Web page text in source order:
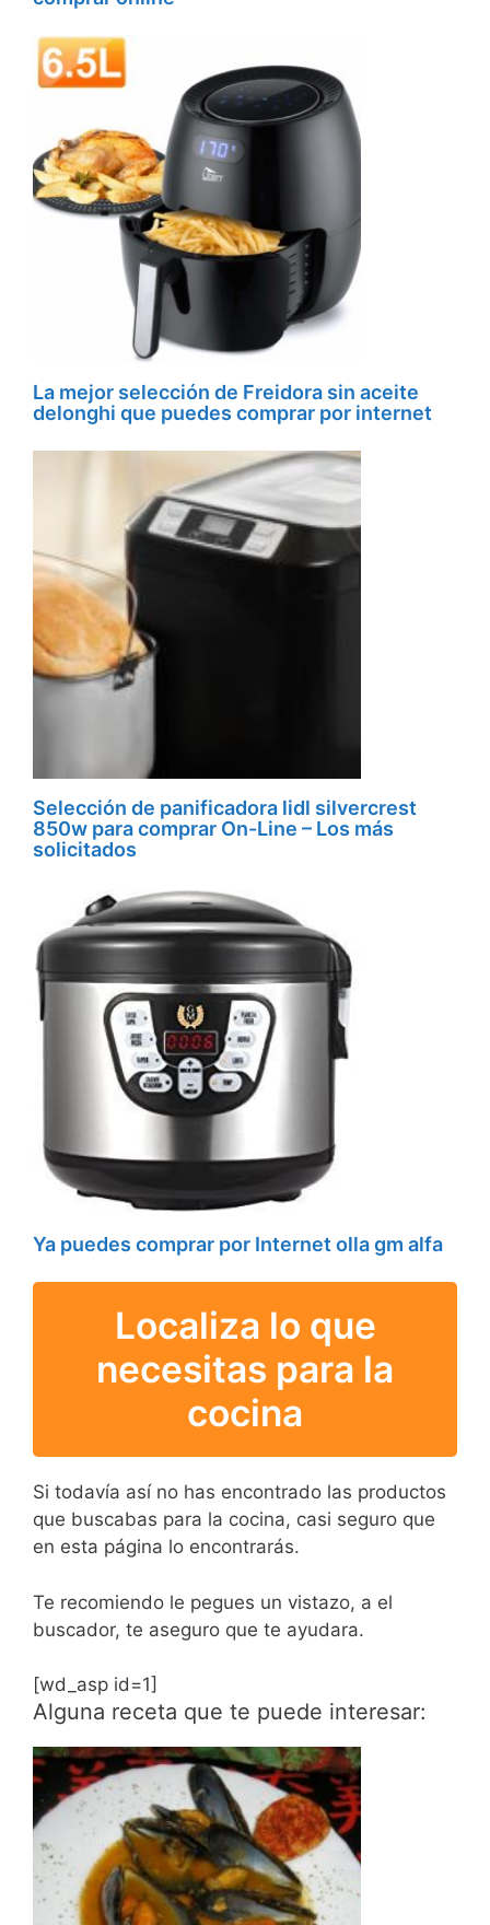
La mejor selección de Freidora sin aceite
delonghi que puedes comprar por internet
Selección de panificadora lidl silvercrest
850w para comprar On-Line – Los más
solicitados
Ya puedes comprar por Internet olla gm alfa
Localiza lo que
necesitas para la
cocina
Si todavía así no has encontrado las productos
que buscabas para la cocina, casi seguro que
en esta página lo encontrarás.
Te recomiendo le pegues un vistazo, a el
buscador, te aseguro que te ayudara.
[wd_asp id=1]
Alguna receta que te puede interesar: